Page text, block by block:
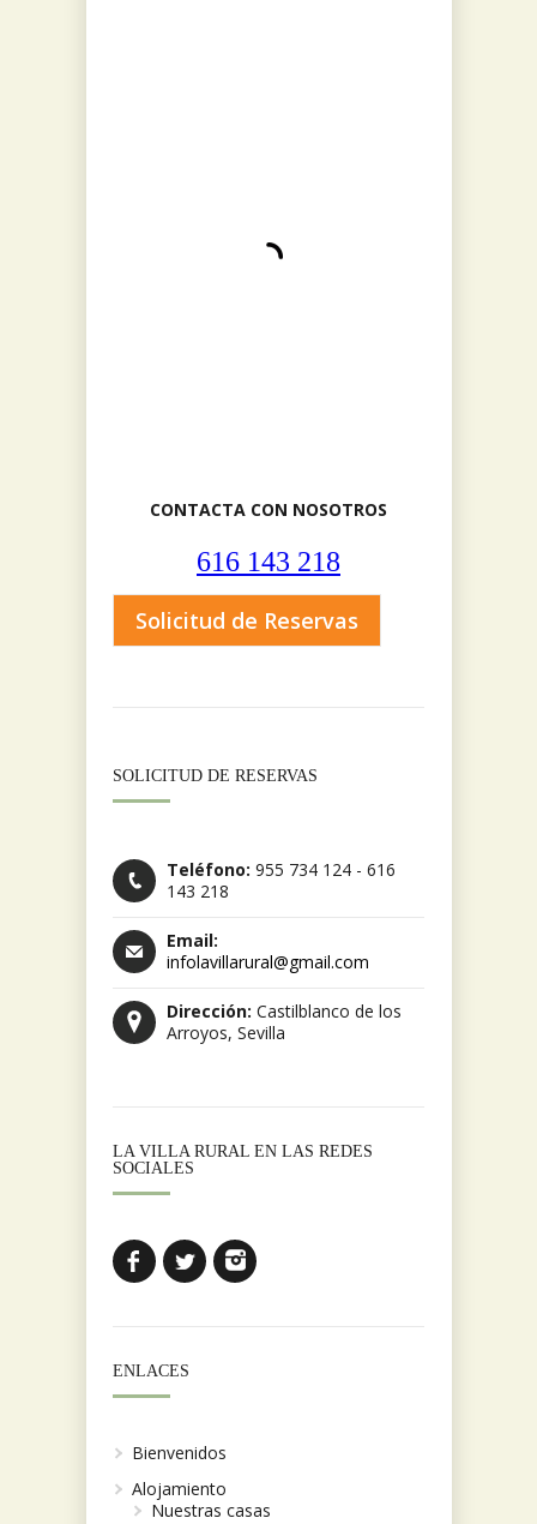
CONTACTA CON NOSOTROS
616 143 218
Solicitud de Reservas
SOLICITUD DE RESERVAS
Teléfono: 955 734 124 - 616
143 218
Email:
infolavillarural@gmail.com
Dirección: Castilblanco de los
Arroyos, Sevilla
LA VILLA RURAL EN LAS REDES
SOCIALES
ENLACES
Bienvenidos
Alojamiento
Nuestras casas